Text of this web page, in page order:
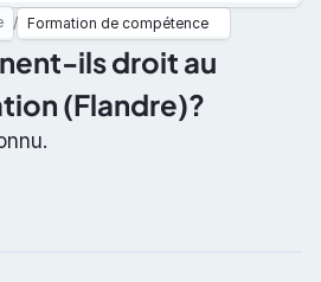
/ Formation de compétence
ils droit au
(Flandre)?